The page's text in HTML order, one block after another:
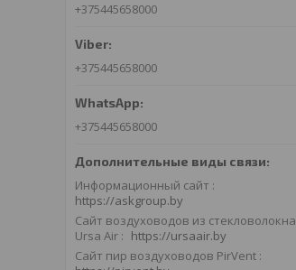
+375445658000
+375445658000
+375445658000
Информационный сайт
https://askgroup.by
Сайт воздуховодов из стекловолокна
Ursa Air
https://ursaair.by
Сайт пир воздуховодов PirVent